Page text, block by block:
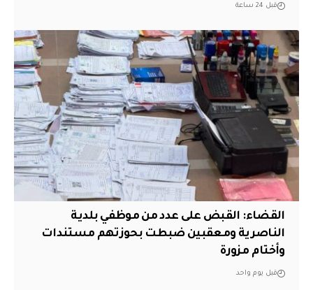
قبل 24 ساعة
القضاء: القبض على عدد من موظفي بلدية
الناصرية ومعقبين ضبطت بحوزتهم مستندات
وأختام مزورة
قبل يوم واحد